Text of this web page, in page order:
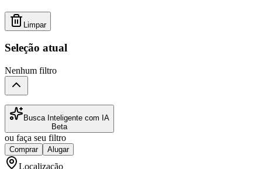
Limpar
Seleção atual
Nenhum filtro
Busca Inteligente com IA
Beta
ou faça seu filtro
Comprar Alugar
Localização